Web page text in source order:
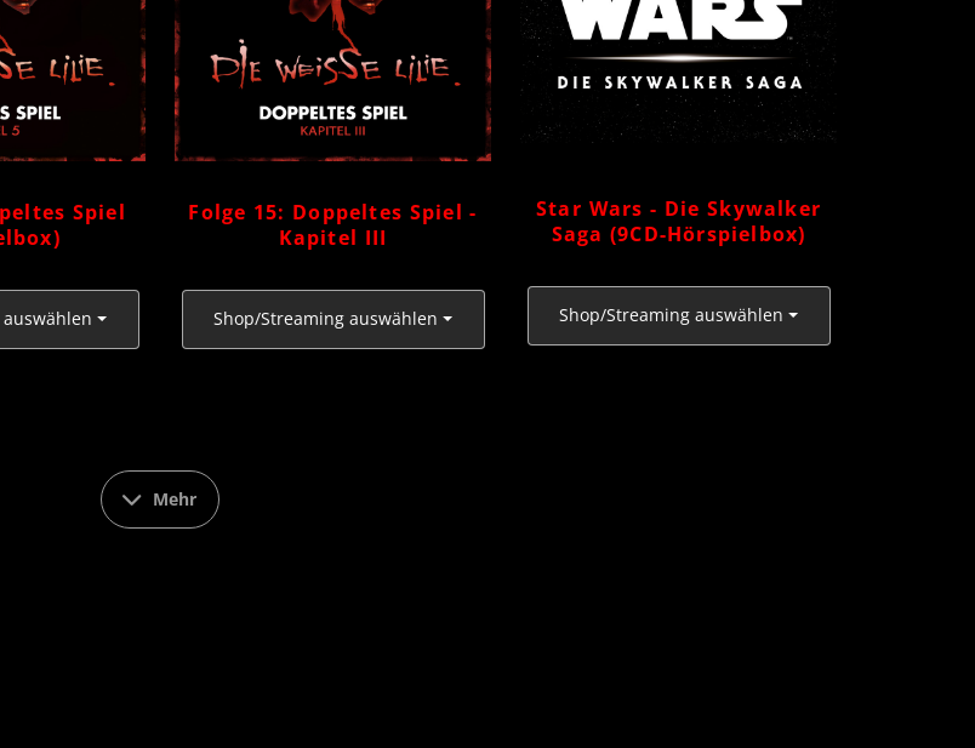
Spiel
Folge 15: Doppeltes Spiel -
Kapitel III
Shop/Streaming auswählen
Star Wars - Die Skywalker
Saga (9CD-Hörspielbox)
Shop/Streaming auswählen
Mehr